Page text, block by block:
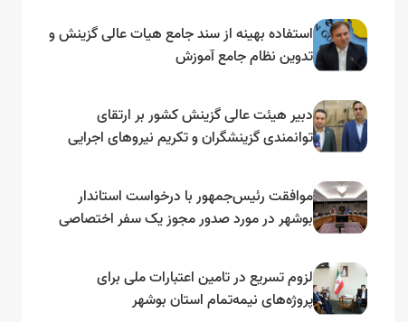
استفاده بهینه از سند جامع هیات عالی گزینش و‌
تدوین نظام جامع آموزش
دبیر هیئت عالی گزینش کشور بر ارتقای
توانمندی گزینشگران و تکریم نیروهای اجرایی
موافقت رئیس‌جمهور با درخواست استاندار
بوشهر در مورد صدور مجوز یک سفر اختصاصی
لزوم تسریع در تامین اعتبارات ملی برای
پروژه‌های نیمه‌تمام استان بوشهر